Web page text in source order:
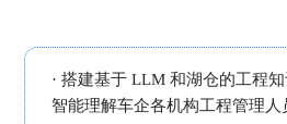
· 搭建基于 LLM 和湖仓的工程
智能理解车企各机构工程管理人